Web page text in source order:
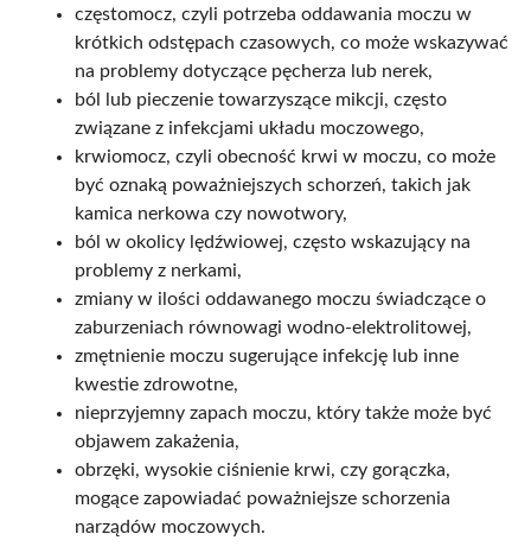
częstomocz, czyli potrzeba oddawania moczu w
krótkich odstępach czasowych, co może wskazywać
na problemy dotyczące pęcherza lub nerek,
ból lub pieczenie towarzyszące mikcji, często
związane z infekcjami układu moczowego,
krwiomocz, czyli obecność krwi w moczu, co może
być oznaką poważniejszych schorzeń, takich jak
kamica nerkowa czy nowotwory,
ból w okolicy lędźwiowej, często wskazujący na
problemy z nerkami,
zmiany w ilości oddawanego moczu świadczące o
zaburzeniach równowagi wodno-elektrolitowej,
zmętnienie moczu sugerujące infekcję lub inne
kwestie zdrowotne,
nieprzyjemny zapach moczu, który także może być
objawem zakażenia,
obrzęki, wysokie ciśnienie krwi, czy gorączka,
mogące zapowiadać poważniejsze schorzenia
narządów moczowych.